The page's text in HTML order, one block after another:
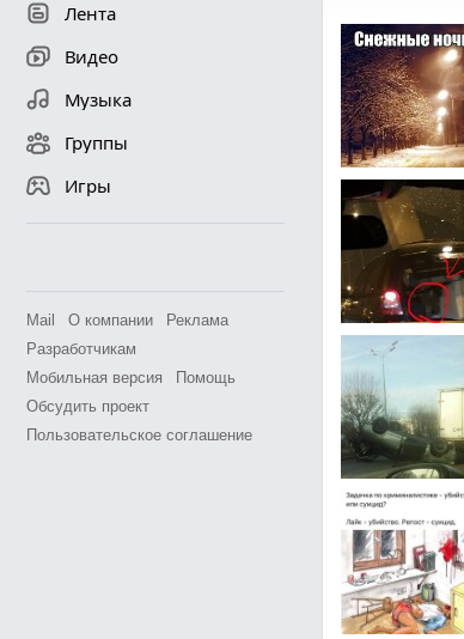
Лента
Видео
Музыка
Группы
Игры
Mail О компании
Реклама
Разработчикам
Мобильная версия
Помощь
Обсудить проект
Пользовательское соглашение